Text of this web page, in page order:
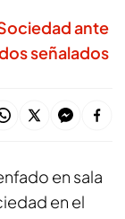
ante
señalados
en sala
en el